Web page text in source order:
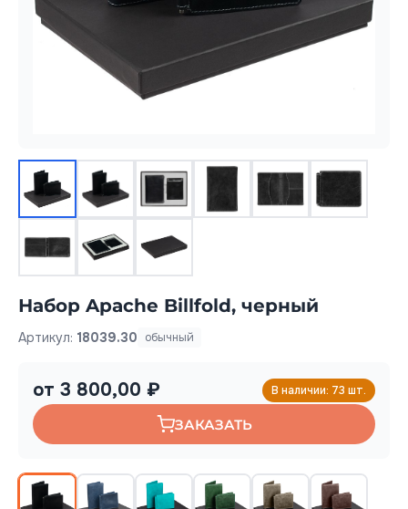
Набор Apache Billfold, черный
Артикул: 18039.30 обычный
от 3 800,00 ₽ В наличии: 73 шт.
ЗАКАЗАТЬ